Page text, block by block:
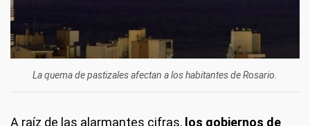
La quema de pastizales afectan a los habitantes de Rosario.
A raíz de las alarmantes cifras, los gobiernos de